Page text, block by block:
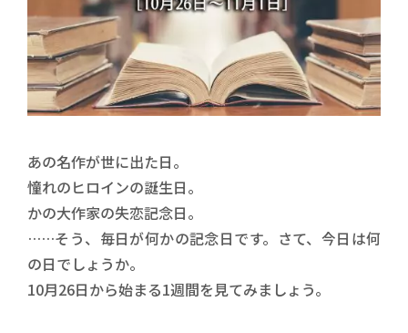
あの名作が世に出た日。
憧れのヒロインの誕生日。
かの大作家の失恋記念日。
……そう、毎日が何かの記念日です。さて、今日は何
の日でしょうか。
10月26日から始まる1週間を見てみましょう。